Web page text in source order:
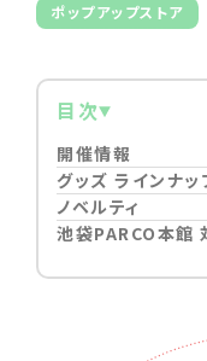
ポップアップストア
目次
開催情報
グッズ ラインナッ
ノベルティ
池袋PARCO本館